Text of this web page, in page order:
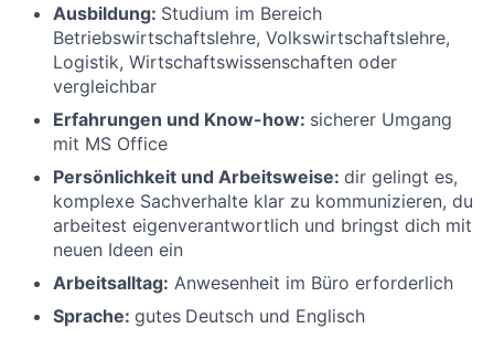
Ausbildung: Studium im Bereich
Betriebswirtschaftslehre, Volkswirtschaftslehre,
Logistik, Wirtschaftswissenschaften oder
vergleichbar
Erfahrungen und Know-how: sicherer Umgang
mit MS Office
Persönlichkeit und Arbeitsweise: dir gelingt es,
komplexe Sachverhalte klar zu kommunizieren, du
arbeitest eigenverantwortlich und bringst dich mit
neuen Ideen ein
Arbeitsalltag: Anwesenheit im Büro erforderlich
Sprache: gutes Deutsch und Englisch